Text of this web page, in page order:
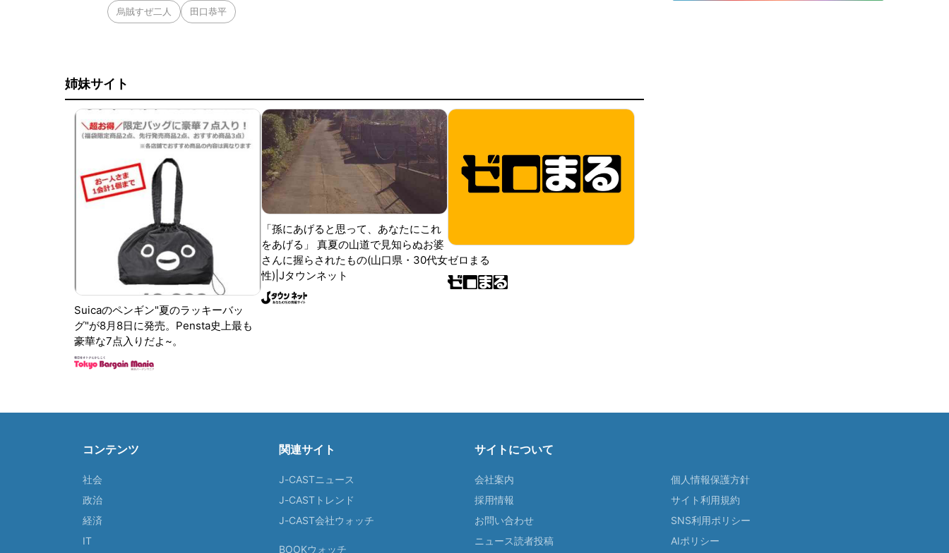
烏賊すぜ二人 田口恭平
姉妹サイト
Suicaのペンギン"夏のラッキーバッ
グ"が8月8日に発売。Pensta史上最も
豪華な7点入りだよ~。
「孫にあげると思って、あなたにこれ
をあげる」 真夏の山道で見知らぬお婆
さんに握らされたもの(山口県・30代女
性)|Jタウンネット
ゼロまる
コンテンツ
社会
政治
経済
IT
関連サイト
J-CASTニュース
J-CASTトレンド
J-CAST会社ウォッチ
BOOKウォッチ
サイトについて
会社案内
採用情報
お問い合わせ
ニュース読者投稿
個人情報保護方針
サイト利用規約
SNS利用ポリシー
AIポリシー